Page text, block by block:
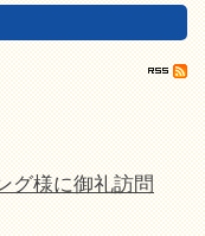
グ様に御礼訪問